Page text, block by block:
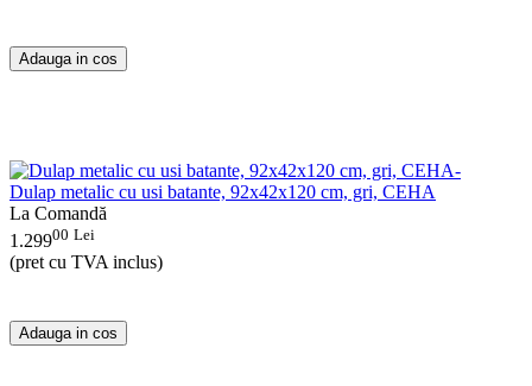
Adauga in cos
Dulap metalic cu usi batante, 92x42x120 cm, gri, CEHA
La Comandă
1.29900 Lei
(pret cu TVA inclus)
Adauga in cos